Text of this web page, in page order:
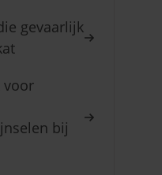
gevaarlijk
voor
bij